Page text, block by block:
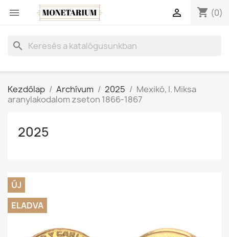
 shopping_cart (0)

search
Kezdőlap Archívum 2025
Mexikó, I. Miksa
aranylakodalom zseton 1866-1867
2025
ÚJ
ELADVA